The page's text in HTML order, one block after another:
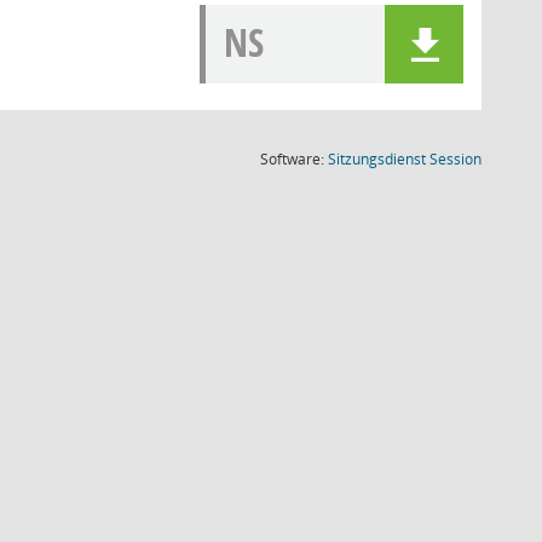
NS
Software:SitzungsdienstSession(Wird in